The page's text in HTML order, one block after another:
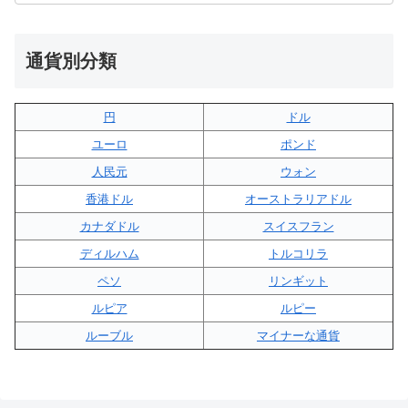
通貨別分類
円
ドル
ユーロ
ポンド
人民元
ウォン
香港ドル
オーストラリアドル
カナダドル
スイスフラン
ディルハム
トルコリラ
ペソ
リンギット
ルピア
ルピー
ルーブル
マイナーな通貨